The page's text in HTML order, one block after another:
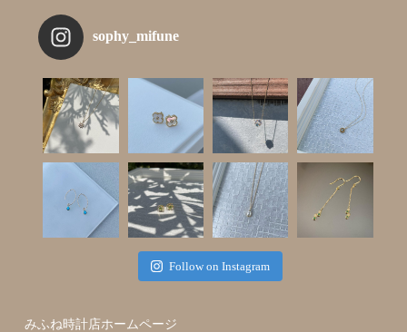
sophy_mifune
Follow on Instagram
みふね時計店ホームページ